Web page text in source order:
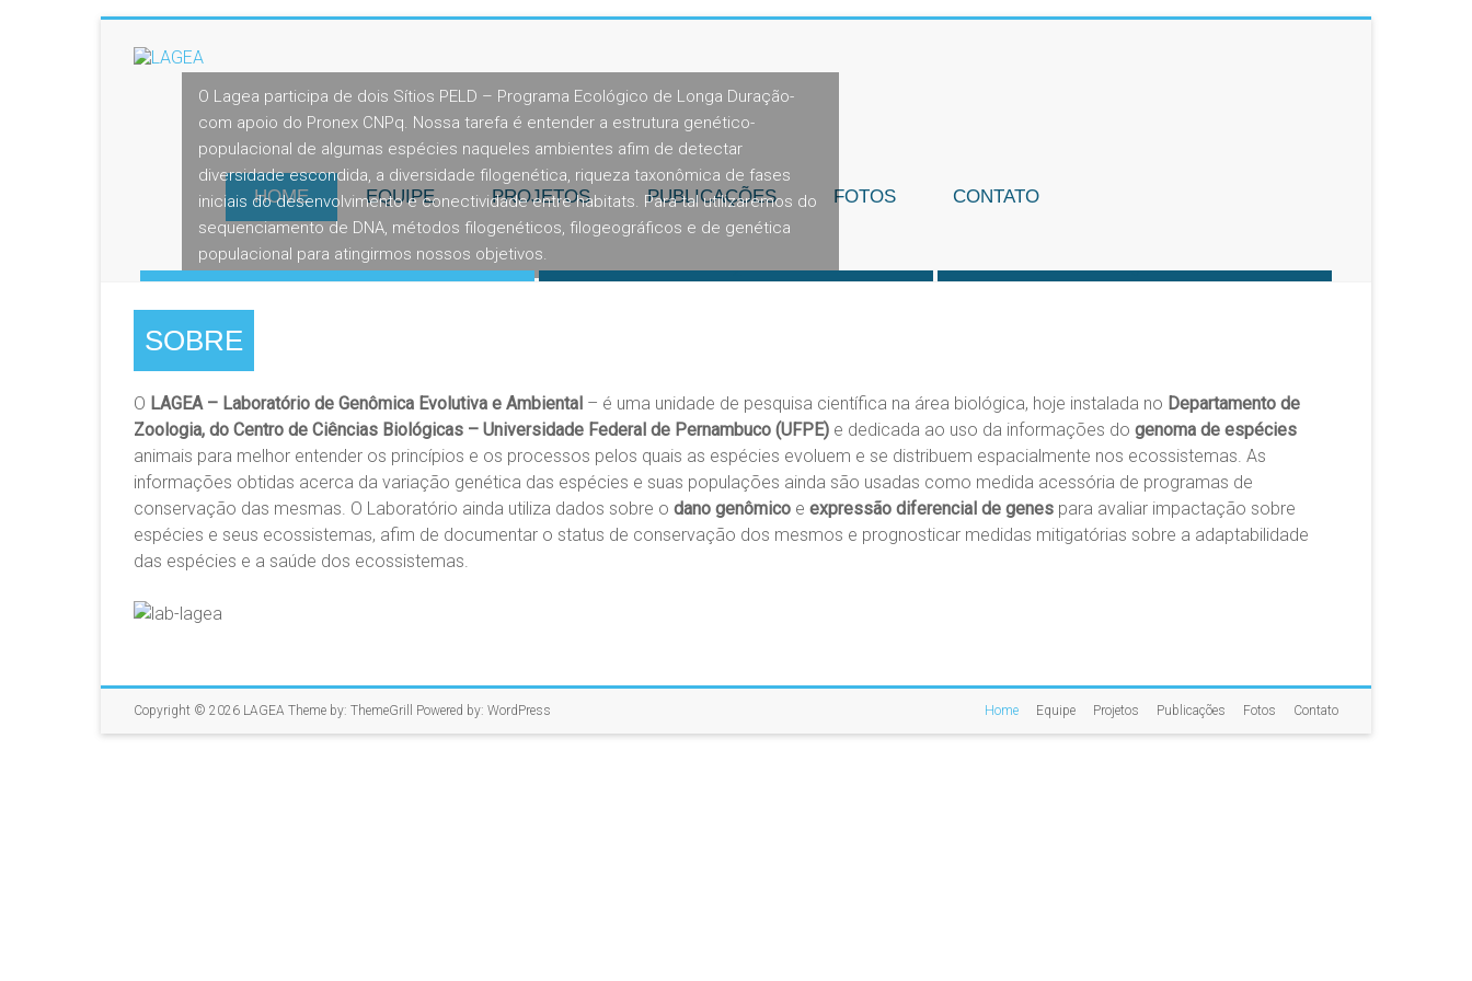
HOME EQUIPE PROJETOS PUBLICAÇÕES FOTOS CONTATO
O Lagea participa de dois Sítios PELD – Programa Ecológico de Longa Duração-
com apoio do Pronex CNPq. Nossa tarefa é entender a estrutura genético-
populacional de algumas espécies naqueles ambientes afim de detectar
diversidade escondida, a diversidade filogenética, riqueza taxonômica de fases
iniciais do desenvolvimento e conectividade entre habitats. Para tal utilizaremos do
sequenciamento de DNA, métodos filogenéticos, filogeográficos e de genética
populacional para atingirmos nossos objetivos.
1 2 3
SOBRE
O LAGEA – Laboratório de Genômica Evolutiva e Ambiental – é uma unidade de pesquisa científica na área biológica, hoje instalada no Departamento de
Zoologia, do Centro de Ciências Biológicas – Universidade Federal de Pernambuco (UFPE) e dedicada ao uso da informações do genoma de espécies
animais para melhor entender os princípios e os processos pelos quais as espécies evoluem e se distribuem espacialmente nos ecossistemas. As
informações obtidas acerca da variação genética das espécies e suas populações ainda são usadas como medida acessória de programas de
conservação das mesmas. O Laboratório ainda utiliza dados sobre o dano genômico e expressão diferencial de genes para avaliar impactação sobre
espécies e seus ecossistemas, afim de documentar o status de conservação dos mesmos e prognosticar medidas mitigatórias sobre a adaptabilidade
das espécies e a saúde dos ecossistemas.
Copyright © 2026 LAGEA Theme by: ThemeGrill Powered by: WordPress Home Equipe Projetos Publicações Fotos Contato